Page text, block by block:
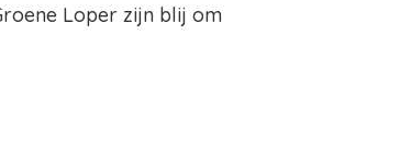
Loper zijn blij om